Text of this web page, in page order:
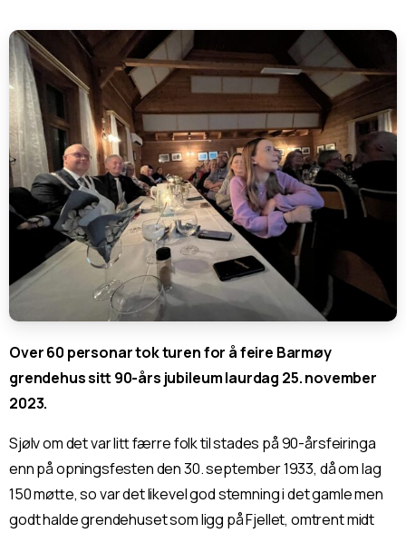
Over 60 personar tok turen for å feire Barmøy
grendehus sitt 90-års jubileum laurdag 25. november
2023.
Sjølv om det var litt færre folk til stades på 90-årsfeiringa
enn på opningsfesten den 30. september 1933, då om lag
150 møtte, so var det likevel god stemning i det gamle men
godt halde grendehuset som ligg på Fjellet, omtrent midt